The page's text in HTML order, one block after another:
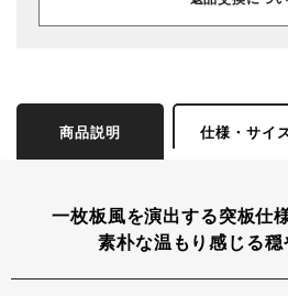
商品説明 仕様・サイ
一枚板風を演出する突板仕
素朴な温もり感じる穏